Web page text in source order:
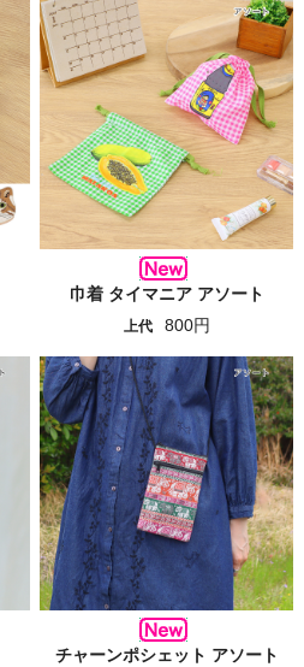
巾着 タイマニア アソート
上代 800円
チャーンポシェット アソート